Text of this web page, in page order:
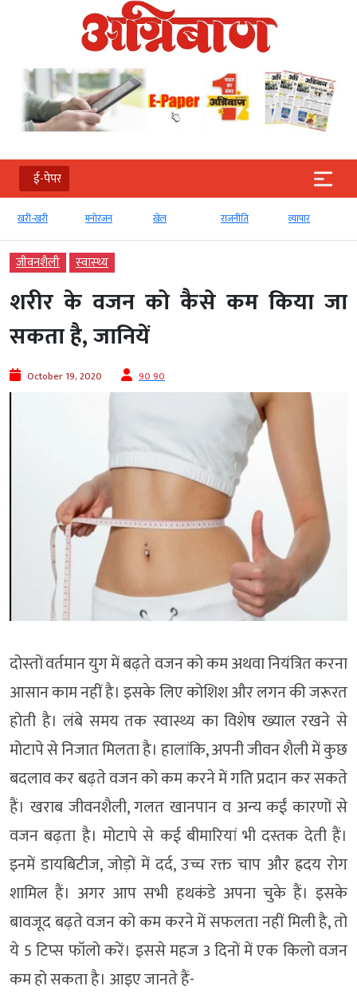
ई-पेपर
खरी-खरी मनोरंजन खेल राजनीति व्‍यापार
जीवनशैली स्‍वास्‍थ्‍य
शरीर के वजन को कैसे कम किया जा
सकता है, जानियें
October 19, 2020 90 90
दोस्‍तों वर्तमान युग में बढ़ते वजन को कम अथवा नियंत्रित करना
आसान काम नहीं है। इसके लिए कोशिश और लगन की जरूरत
होती है। लंबे समय तक स्वास्थ्य का विशेष ख्याल रखने से
मोटापे से निजात मिलता है। हालांकि, अपनी जीवन शैली में कुछ
बदलाव कर बढ़ते वजन को कम करने में गति प्रदान कर सकते
हैं। खराब जीवनशैली, गलत खानपान व अन्य कईं कारणों से
वजन बढ़ता है। मोटापे से कई बीमारियां भी दस्तक देती हैं।
इनमें डायबिटीज, जोड़ों में दर्द, उच्च रक्त चाप और ह्रदय रोग
शामिल हैं। अगर आप सभी हथकंडे अपना चुके हैं। इसके
बावजूद बढ़ते वजन को कम करने में सफलता नहीं मिली है, तो
ये 5 टिप्स फॉलो करें। इससे महज 3 दिनों में एक किलो वजन
कम हो सकता है। आइए जानते हैं-